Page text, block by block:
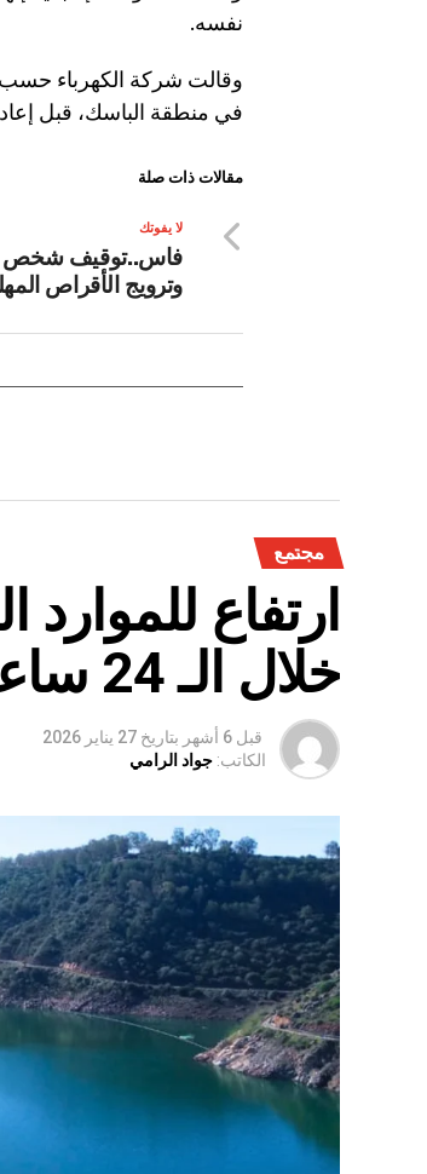
نفسه.
وقالت شركة الكهرباء حسب
في منطقة الباسك، قبل
مقالات ذات صلة
لا يفوتك
فاس..توقيف شخص
وترويج الأقراص
مجتمع
ارتفاع
خلال الـ 24 ساعة الماضية
قبل 6 أشهر بتاريخ 27 يناير 2026
الكاتب: جواد الرامي